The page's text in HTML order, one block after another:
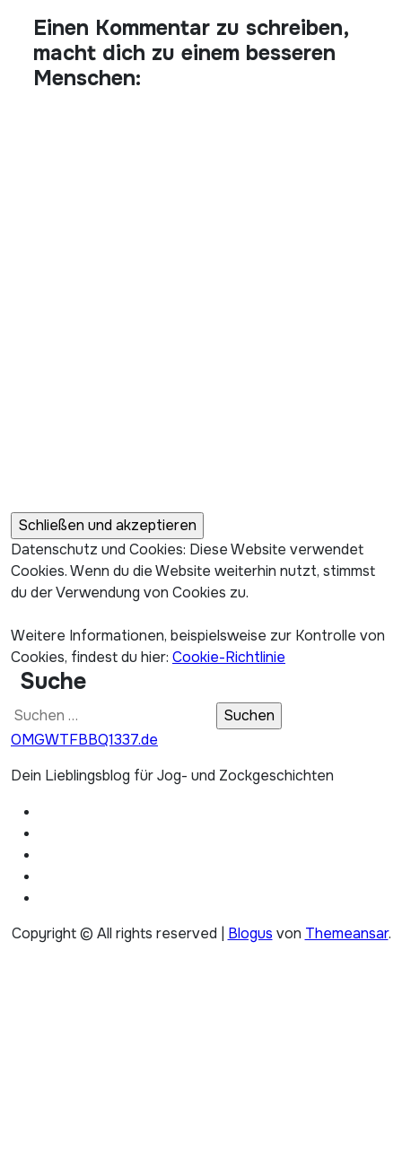
Einen Kommentar zu schreiben,
macht dich zu einem besseren
Menschen:
Datenschutz und Cookies: Diese Website verwendet
Cookies. Wenn du die Website weiterhin nutzt, stimmst
du der Verwendung von Cookies zu.
Weitere Informationen, beispielsweise zur Kontrolle von
Cookies, findest du hier: Cookie-Richtlinie
Suche
Suchen
nach:
OMGWTFBBQ1337.de
Dein Lieblingsblog für Jog- und Zockgeschichten
Copyright © All rights reserved Blogus von Themeansar.